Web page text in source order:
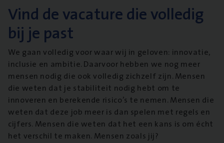
Vind de vacature die volledig
bij je past
We gaan volledig voor waar wij in geloven: innovatie,
inclusie en ambitie. Daarvoor hebben we nog meer
mensen nodig die ook volledig zichzelf zijn. Mensen
die weten dat je stabiliteit nodig hebt om te
innoveren en berekende risico’s te nemen. Mensen die
weten dat deze job meer is dan spelen met regels en
cijfers. Mensen die weten dat het een kans is om écht
het verschil te maken. Mensen zoals jij?